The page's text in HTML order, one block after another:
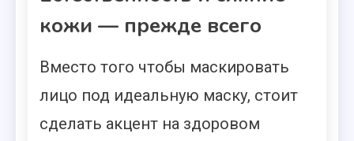
кожи — прежде всего
Вместо того чтобы маскировать
лицо под идеальную маску, стоит
сделать акцент на здоровом